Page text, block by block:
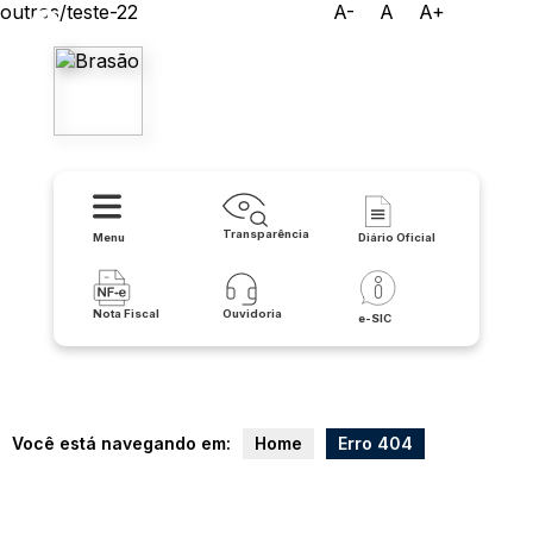
outros/teste-22 A- A A+
Menu Transparência Diário Oficial
Nota Fiscal Ouvidoria e-SIC
Você está navegando em: Home Erro 404